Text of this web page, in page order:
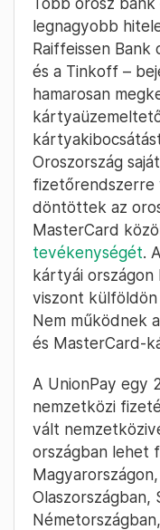
legnagyobb
Raiffeissen Bank
és a Tinkoff –
hamarosan
Oroszország
fizetőrendszerre
döntöttek az
MasterCard
tevékenységét.
kártyái
viszont
Nem működnek
és MasterCard-
A UnionPay egy
nemzetközi
vált
országban lehet
Olaszországban,